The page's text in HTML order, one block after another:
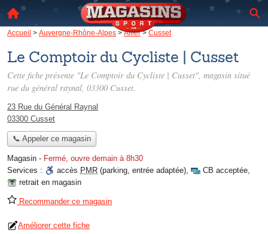
Accueil > Auvergne-Rhône-Alpes >Allier>Cusset
Le Comptoir du Cycliste | Cusset
Cette fiche présente "Le Comptoir du Cycliste | Cusset", magasin situé
rue du général raynal, 03300 Cusset.
23 Rue du Général Raynal
03300 Cusset
📞 Appeler ce magasin
Magasin - Fermé, ouvre demain à 8h30
Services :
accès PMR (parking, entrée adaptée), CB acceptée,
retrait en magasin
Recommander ce magasin
Améliorer cette fiche